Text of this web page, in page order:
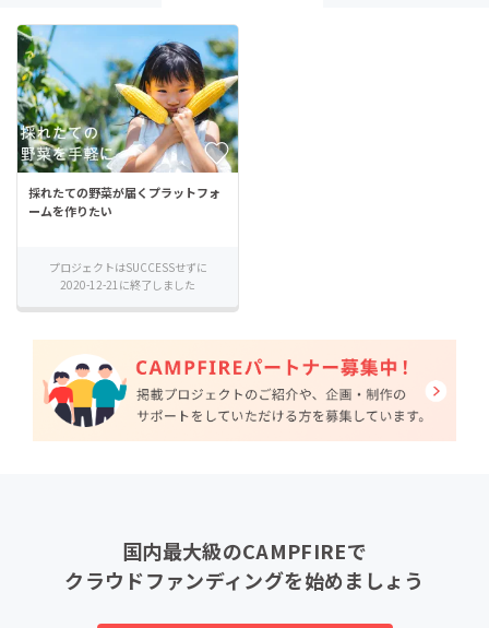
採れたての野菜が届くプラットフォ
ームを作りたい
プロジェクトはSUCCESSせずに
2020-12-21に終了しました
国内最大級のCAMPFIREで
クラウドファンディングを始めましょう